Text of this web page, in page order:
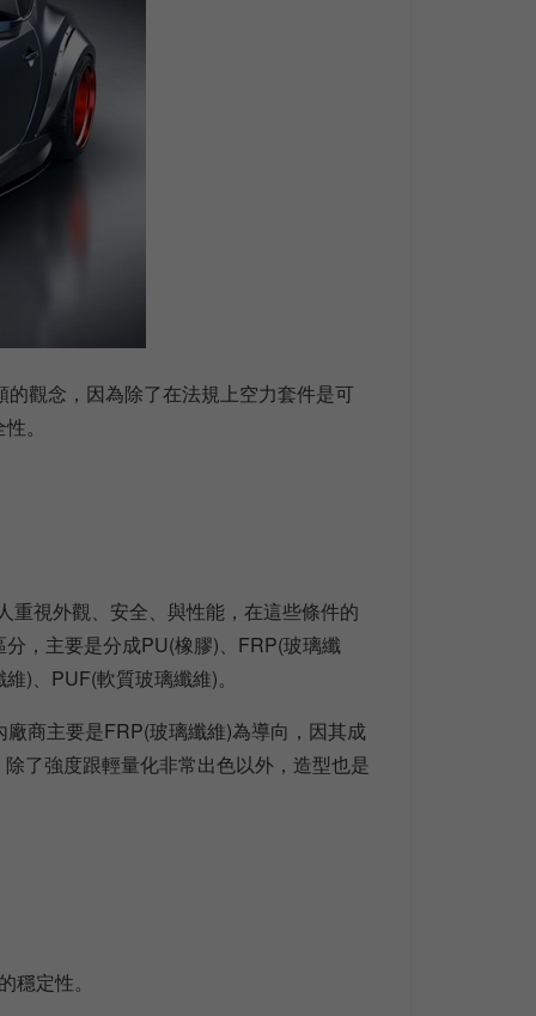
的觀念，因為除了在法規上空力套件是可
。
重視外觀、安全、與性能，在這些條件的
，主要是分成PU(橡膠)、FRP(玻璃纖
)、PUF(軟質玻璃纖維)。
商主要是FRP(玻璃纖維)為導向，因其成
了強度跟輕量化非常出色以外，造型也是
定性。